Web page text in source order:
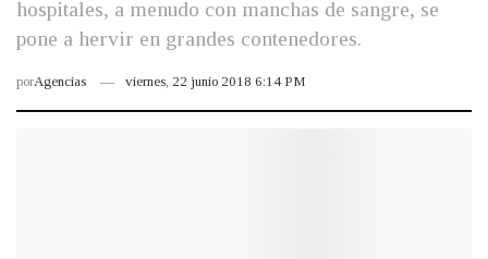
hospitales, a menudo con manchas de sangre, se
pone a hervir en grandes contenedores.
porAgencias viernes, 22 junio 2018 6:14 PM